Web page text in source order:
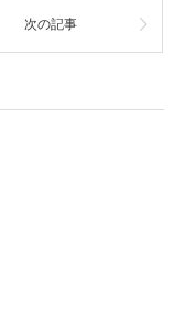
次の記事